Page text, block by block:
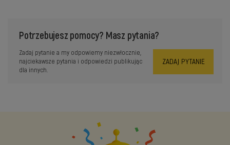
Potrzebujesz pomocy? Masz pytania?
Zadaj pytanie a my odpowiemy niezwłocznie,
najciekawsze pytania i odpowiedzi publikując
dla innych.
ZADAJ PYTANIE